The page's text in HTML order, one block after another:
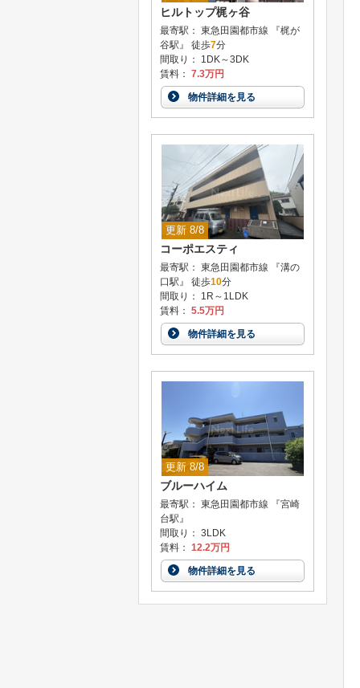
ヒルトップ梶ヶ谷
最寄駅： 東急田園都市線 『梶が
谷駅』 徒歩7分
間取り： 1DK～3DK
賃料： 7.3万円
物件詳細を見る
更新 8/8
コーポエスティ
最寄駅： 東急田園都市線 『溝の
口駅』 徒歩10分
間取り： 1R～1LDK
賃料： 5.5万円
物件詳細を見る
更新 8/8
ブルーハイム
最寄駅： 東急田園都市線 『宮崎
台駅』
間取り： 3LDK
賃料： 12.2万円
物件詳細を見る